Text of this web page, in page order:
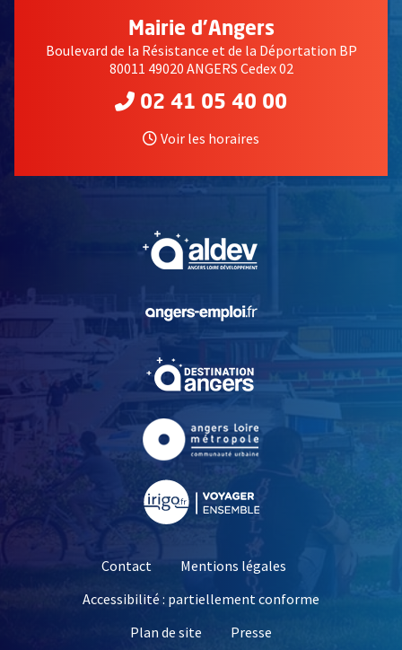
Mairie d'Angers
Boulevard de la Résistance et de la Déportation BP
80011 49020 ANGERS Cedex 02
02 41 05 40 00
Voir les horaires
, Ouvre une nouvelle
, Ouvre une nouvelle
Contact
Mentions légales
Accessibilité : partiellement conforme
Plan de site
Presse